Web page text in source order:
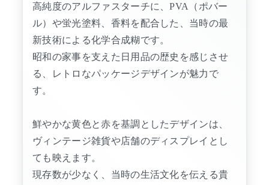
高純度のアルファスターチに、PVA（ポバー
ル）や蛍光塗料、香料を配合した、当時の最
新技術による化学合成糊です。
昭和の家事を支えた日用品の歴史を感じさせ
る、レトロなパッケージデザインが魅力で
す。
鮮やかな黄色と赤を基調としたデザインは、
ヴィンテージ雑貨や店舗のディスプレイとし
ても映えます。
現存数が少なく、当時の生活文化を伝える貴